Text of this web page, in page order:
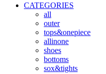
CATEGORIES
all
outer
tops&onepiece
allinone
shoes
bottoms
sox&tights